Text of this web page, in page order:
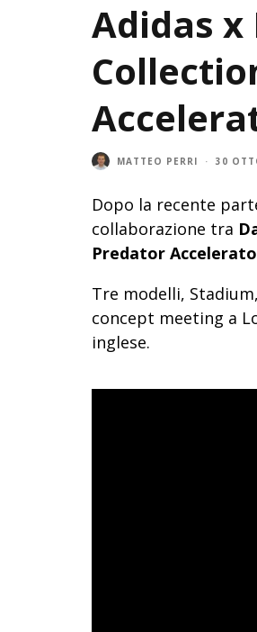
Adidas x
MATTEO PERRI · 30
Dopo la recente
collaborazione tra
Predator
Tre modelli,
concept meeting a
inglese.